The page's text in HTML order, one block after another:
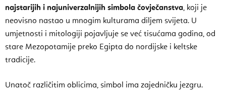
najstarijih i najuniverzalnijih simbola čovječanstva, koji je
neovisno nastao u mnogim kulturama diljem svijeta. U
umjetnosti i mitologiji pojavljuje se već tisućama godina, od
stare Mezopotamije preko Egipta do nordijske i keltske
tradicije.
Unatoč različitim oblicima, simbol ima zajedničku jezgru.